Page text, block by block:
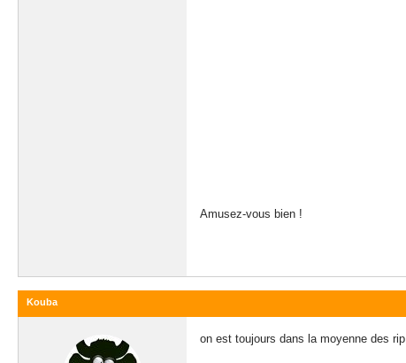
Amusez-vous bien !
Kouba
on est toujours dans la moyenne des rip